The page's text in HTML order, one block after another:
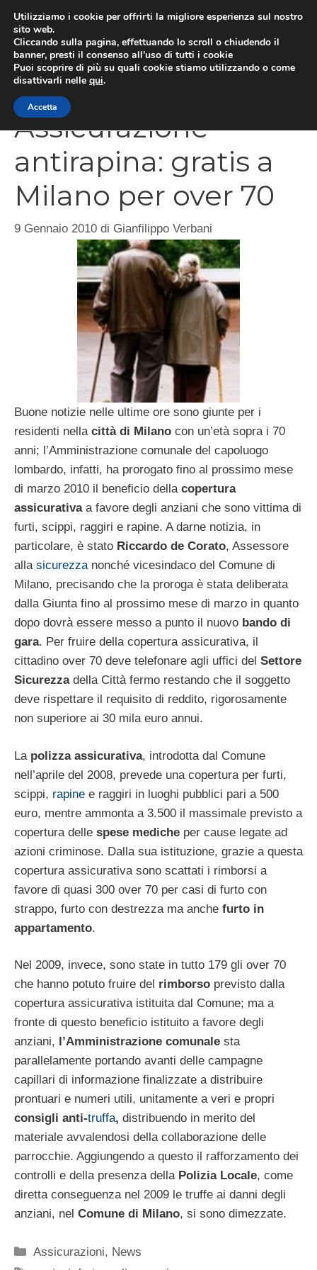
contenuto
Assicurazione
antirapina: gratis a
Milano per over 70
9 Gennaio 2010 di Gianfilippo Verbani
Buone notizie nelle ultime ore sono giunte per i
residenti nella città di Milano con un’età sopra i 70
anni; l’Amministrazione comunale del capoluogo
lombardo, infatti, ha prorogato fino al prossimo mese
di marzo 2010 il beneficio della copertura
assicurativaa favore degli anziani che sono vittima di
furti, scippi, raggiri e rapine. A darne notizia, in
particolare, è stato Riccardo de Corato, Assessore
alla sicurezzanonché vicesindaco del Comune di
Milano, precisando che la proroga è stata deliberata
dalla Giunta fino al prossimo mese di marzo in quanto
dopo dovrà essere messo a punto il nuovo bando di
gara. Per fruire della copertura assicurativa, il
cittadino over 70 deve telefonare agli uffici del Settore
Sicurezzadella Città fermo restando che il soggetto
deve rispettare il requisito di reddito, rigorosamente
non superiore ai 30 mila euro annui.
La polizza assicurativa, introdotta dal Comune
nell’aprile del 2008, prevede una copertura per furti,
scippi, rapine e raggiri in luoghi pubblici pari a 500
euro, mentre ammonta a 3.500 il massimale previsto a
copertura delle spese mediche per cause legate ad
azioni criminose. Dalla sua istituzione, grazie a questa
copertura assicurativa sono scattati i rimborsi a
favore di quasi 300 over 70 per casi di furto con
strappo, furto con destrezza ma anche furto in
appartamento.
Nel 2009, invece, sono state in tutto 179 gli over 70
che hanno potuto fruire del rimborso previsto dalla
copertura assicurativa istituita dal Comune; ma a
fronte di questo beneficio istituito a favore degli
anziani, l’Amministrazione comunale sta
parallelamente portando avanti delle campagne
capillari di informazione finalizzate a distribuire
prontuari e numeri utili, unitamente a veri e propri
consigli anti-truffa, distribuendo in merito del
materiale avvalendosi della collaborazione delle
parrocchie. Aggiungendo a questo il rafforzamento dei
controlli e della presenza della Polizia Locale, come
diretta conseguenza nel 2009 le truffe ai danni degli
anziani, nel Comune di Milano, si sono dimezzate.
Categorie
Assicurazioni, News
Utilizziamo i cookie per offrirti la migliore esperienza sul nostro
sito web.
Cliccando sulla pagina, effettuando lo scroll o chiudendo il
banner, presti il consenso all’uso di tutti i cookie
Puoi scoprire di più su quali cookie stiamo utilizzando o come
disattivarli nelle qui.
Accetta